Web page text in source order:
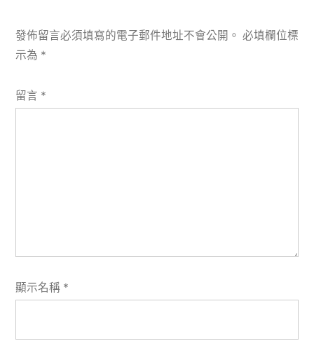
發佈留言必須填寫的電子郵件地址不會公開。 必填欄位標
示為 *
留言 *
顯示名稱 *